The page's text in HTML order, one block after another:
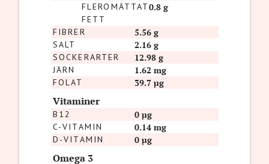
FLEROMÄTTAT
FETT
0.8 g
FIBRER 5.56 g
SALT 2.16 g
SOCKERARTER 12.98 g
JÄRN 1.62 mg
FOLAT 39.7 µg
Vitaminer
B12 0 µg
C-VITAMIN 0.14 mg
D-VITAMIN 0 µg
Omega 3